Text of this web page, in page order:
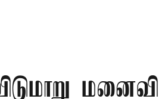
மனைவி